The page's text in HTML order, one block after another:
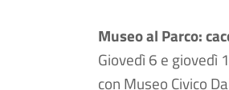
Museo al Parco:
Giovedì 6 e giovedì
con Museo Civico